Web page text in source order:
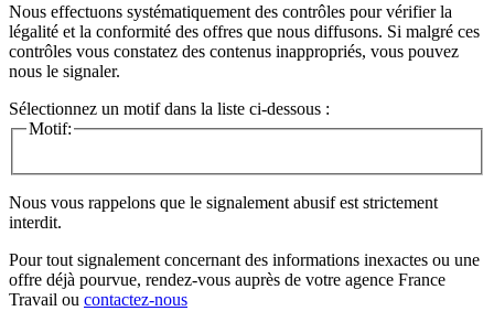
Nous effectuons systématiquement des contrôles pour vérifier la
légalité et la conformité des offres que nous diffusons. Si malgré ces
contrôles vous constatez des contenus inappropriés, vous pouvez
nous le signaler.
Sélectionnez un motif dans la liste ci-dessous :
Motif:
Nous vous rappelons que le signalement abusif est strictement
interdit.
Pour tout signalement concernant des informations inexactes ou une
offre déjà pourvue, rendez-vous auprès de votre agence France
Travail ou contactez-nous